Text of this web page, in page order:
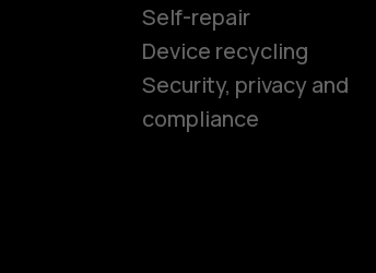
Self-repair
Device recycling
Security, privacy and
compliance